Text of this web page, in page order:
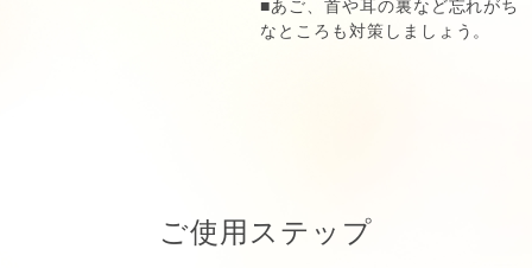
■あご、首や耳の裏など忘れがち
なところも対策しましょう。
ご使用ステップ